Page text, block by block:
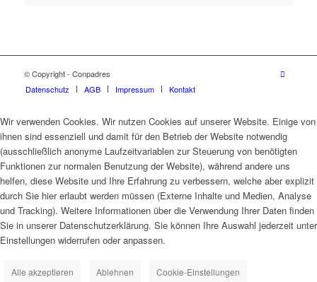
© Copyright - Conpadres
Datenschutz
AGB Impressum Kontakt
Wir verwenden Cookies. Wir nutzen Cookies auf unserer Website. Einige von
ihnen sind essenziell und damit für den Betrieb der Website notwendig
(ausschließlich anonyme Laufzeitvariablen zur Steuerung von benötigten
Funktionen zur normalen Benutzung der Website), während andere uns
helfen, diese Website und Ihre Erfahrung zu verbessern, welche aber explizit
durch Sie hier erlaubt werden müssen (Externe Inhalte und Medien, Analyse
und Tracking). Weitere Informationen über die Verwendung Ihrer Daten finden
Sie in unserer Datenschutzerklärung. Sie können Ihre Auswahl jederzeit unter
Einstellungen widerrufen oder anpassen.
Alle akzeptieren Ablehnen Cookie-Einstellungen